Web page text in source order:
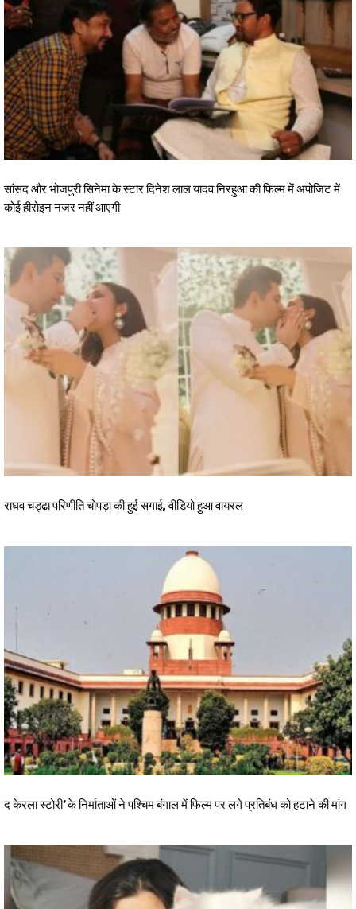
सांसद और भोजपुरी सिनेमा के स्टार दिनेश लाल यादव निरहुआ की फिल्म में अपोजिट में
कोई हीरोइन नजर नहीं आएगी
राघव चड्ढा परिणीति चोपड़ा की हुई सगाई, वीडियो हुआ वायरल
द केरला स्टोरी’ के निर्माताओं ने पश्चिम बंगाल में फिल्म पर लगे प्रतिबंध को हटाने की मांग